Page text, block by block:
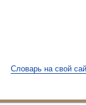
Словарь на свой